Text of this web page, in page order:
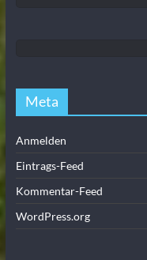
Meta
Anmelden
Eintrags-Feed
Kommentar-Feed
WordPress.org